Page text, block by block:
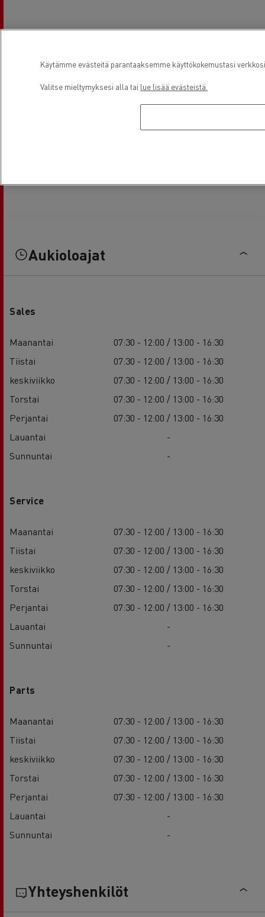
Aukioloajat
Sales
Maanantai
07:30 - 12:00 / 13:00 - 16:30
Tiistai
07:30 - 12:00 / 13:00 - 16:30
keskiviikko
07:30 - 12:00 / 13:00 - 16:30
Torstai
07:30 - 12:00 / 13:00 - 16:30
Perjantai
07:30 - 12:00 / 13:00 - 16:30
Lauantai
-
Sunnuntai
-
Service
Maanantai
07:30 - 12:00 / 13:00 - 16:30
Tiistai
07:30 - 12:00 / 13:00 - 16:30
keskiviikko
07:30 - 12:00 / 13:00 - 16:30
Torstai
07:30 - 12:00 / 13:00 - 16:30
Perjantai
07:30 - 12:00 / 13:00 - 16:30
Lauantai
-
Sunnuntai
-
Parts
Maanantai
07:30 - 12:00 / 13:00 - 16:30
Tiistai
07:30 - 12:00 / 13:00 - 16:30
keskiviikko
07:30 - 12:00 / 13:00 - 16:30
Torstai
07:30 - 12:00 / 13:00 - 16:30
Perjantai
07:30 - 12:00 / 13:00 - 16:30
Lauantai
-
Sunnuntai
-
Yhteyshenkilöt
Käytämme evästeitä parantaaksemme käyttökokemustasi
Valitse mieltymyksesi alla tai lue lisää evästeistä.